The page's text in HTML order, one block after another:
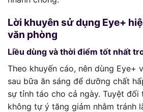
Lời khuyên sử dụng Eye+
văn phòng
Liều dùng và thời điểm tốt nhất
Theo khuyến cáo, nên dùng Eye+
sau bữa ăn sáng để dưỡng chất
sự tỉnh táo cho cả ngày. Tuyệt đối
không tự ý tăng giảm nhằm tránh